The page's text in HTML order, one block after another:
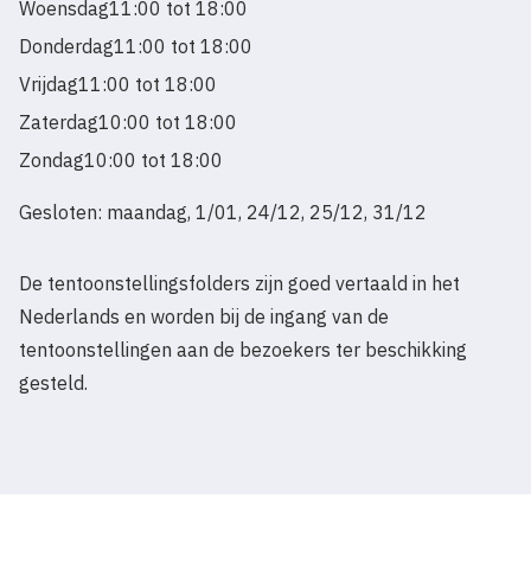
Woensdag11:00 tot 18:00
Donderdag11:00 tot 18:00
Vrijdag11:00 tot 18:00
Zaterdag10:00 tot 18:00
Zondag10:00 tot 18:00
Gesloten: maandag, 1/01, 24/12, 25/12, 31/12
De tentoonstellingsfolders zijn goed vertaald in het
Nederlands en worden bij de ingang van de
tentoonstellingen aan de bezoekers ter beschikking
gesteld.